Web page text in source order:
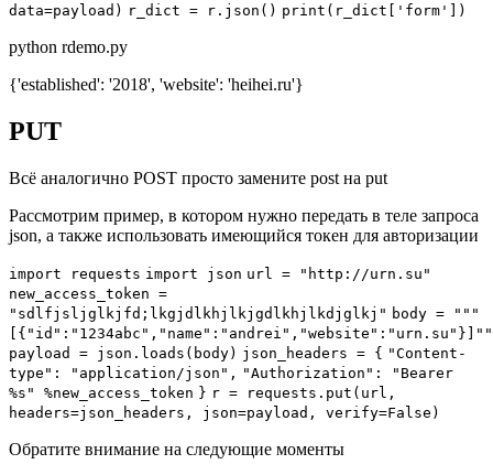
data=payload) r_dict = r. json () print (r_dict['form'])
python rdemo.py
{'established': '2018', 'website': 'heihei.ru'}
PUT
Всё аналогично POST просто замените post на put
Рассмотрим пример, в котором нужно передать в теле запроса
json, а также использовать имеющийся токен для авторизации
import requests import json url =
"http://urn.su"
new_access_token =
"sdlfjsljglkjfd;lkgjdlkhjlkjgdlkhjlkdjglkj" body =
"""
payload = json.loads(body) json_headers = { "Content-
type" : "application/json" , "Authorization" :
"Bearer
%s"
%new_access_token } r = requests.put(url,
headers=json_headers, json=payload, verify=False)
Обратите внимание на следующие моменты